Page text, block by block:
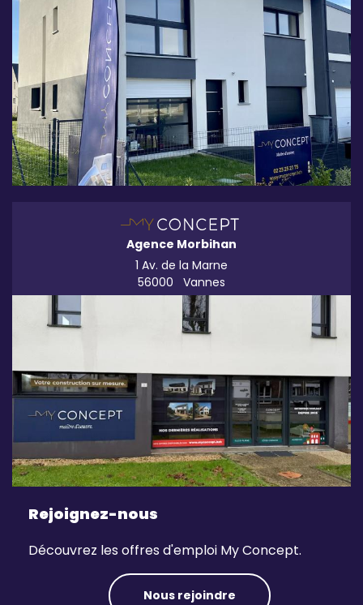
Agence Morbihan
1 Av. de la Marne
56000
Vannes
Rejoignez-nous
Découvrez les offres d'emploi My Concept.
Nous rejoindre